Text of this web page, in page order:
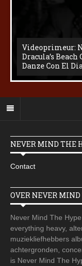
Videoprimeur:
Dracula’s
Danze Con El
NEVER MIND THE
Contact
OVER NEVER
Never Mind The
everything heavy,
muziekliefhebbers
achtergronden,
is Never Mind The